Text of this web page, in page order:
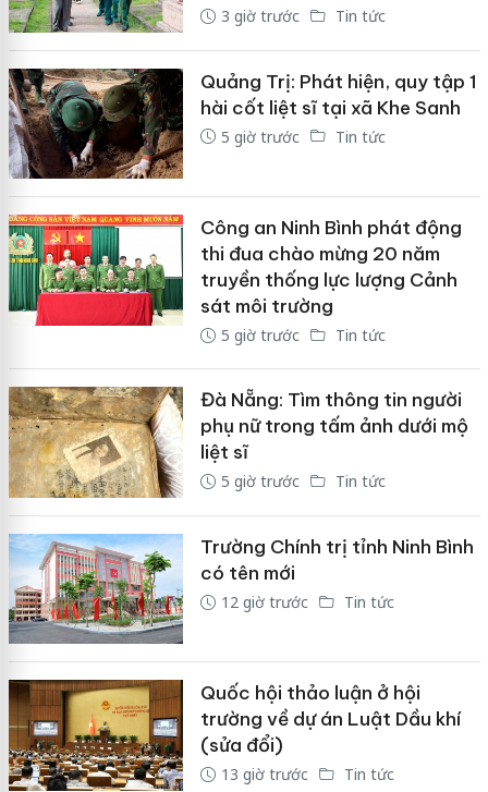
3 giờ trước Tin tức
Quảng Trị: Phát hiện, quy tập 1
hài cốt liệt sĩ tại xã Khe Sanh
5 giờ trước Tin tức
Công an Ninh Bình phát động
thi đua chào mừng 20 năm
truyền thống lực lượng Cảnh
sát môi trường
5 giờ trước Tin tức
Đà Nẵng: Tìm thông tin người
phụ nữ trong tấm ảnh dưới mộ
liệt sĩ
5 giờ trước Tin tức
Trường Chính trị tỉnh Ninh Bình
có tên mới
12 giờ trước Tin tức
Quốc hội thảo luận ở hội
trường về dự án Luật Dầu khí
(sửa đổi)
13 giờ trước Tin tức